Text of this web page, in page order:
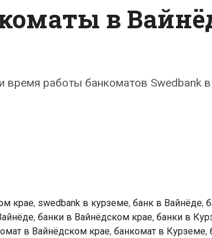
в
время работы банкоматов Swedbank
крае, swedbank в курземе, банк в Вайнёде,
, банки в Вайнёдском крае, банки в
в Вайнёдском крае, банкомат в Курземе,